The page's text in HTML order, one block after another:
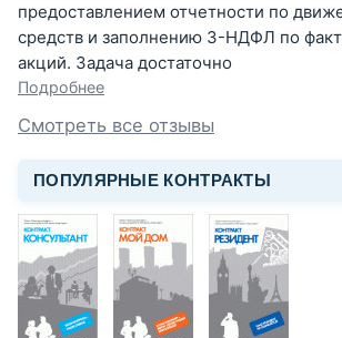
предоставлением отчетности по
средств и заполнению 3-НДФЛ по
акций. Задача достаточно
Подробнее
Смотреть все отзывы
ПОПУЛЯРНЫЕ КОНТРАКТЫ